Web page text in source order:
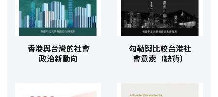
香港與台灣的社會
政治新動向
勾勒與比較台港社
會意索（缺貨）